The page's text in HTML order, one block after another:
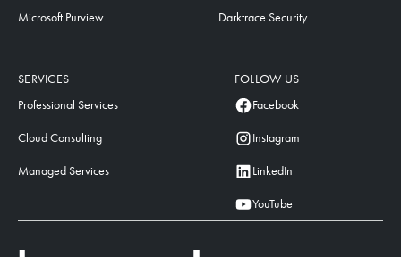
SERVICES
Professional Services
Cloud Consulting
Managed Services
Microsoft Purview Darktrace Security
FOLLOW US
Facebook
Instagram
LinkedIn
YouTube